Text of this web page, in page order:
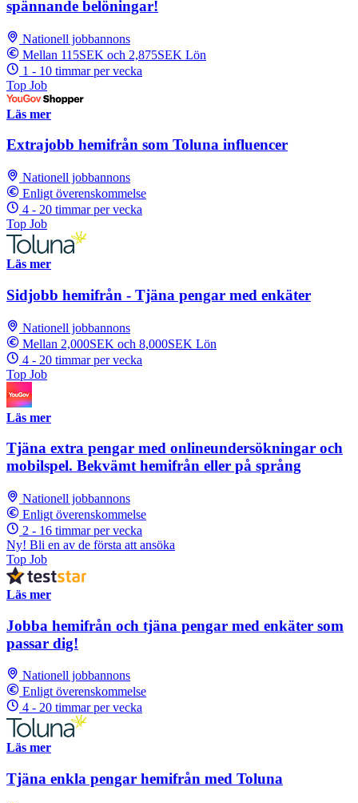
spännande belöningar!
Nationell jobbannons
Mellan 115SEK och 2,875SEK Lön
1 - 10 timmar per vecka
Top Job
Läs mer
Extrajobb hemifrån som Toluna influencer
Nationell jobbannons
Enligt överenskommelse
4 - 20 timmar per vecka
Top Job
Läs mer
Sidjobb hemifrån - Tjäna pengar med enkäter
Nationell jobbannons
Mellan 2,000SEK och 8,000SEK Lön
4 - 20 timmar per vecka
Top Job
Läs mer
Tjäna extra pengar med onlineundersökningar och
mobilspel. Bekvämt hemifrån eller på språng
Nationell jobbannons
Enligt överenskommelse
2 - 16 timmar per vecka
Ny! Bli en av de första att ansöka
Top Job
Läs mer
Jobba hemifrån och tjäna pengar med enkäter som
passar dig!
Nationell jobbannons
Enligt överenskommelse
4 - 20 timmar per vecka
Läs mer
Tjäna enkla pengar hemifrån med Toluna